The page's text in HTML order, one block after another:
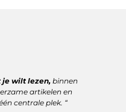
je wilt lezen, binnen
artikelen en
centrale plek. “